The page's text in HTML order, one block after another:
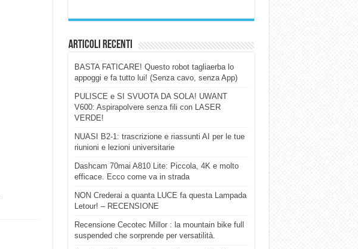
Articoli Recenti
BASTA FATICARE! Questo robot tagliaerba lo
appoggi e fa tutto lui! (Senza cavo, senza App)
PULISCE e SI SVUOTA DA SOLA! UWANT
V600: Aspirapolvere senza fili con LASER
VERDE!
NUASI B2-1: trascrizione e riassunti AI per le tue
riunioni e lezioni universitarie
Dashcam 70mai A810 Lite: Piccola, 4K e molto
efficace. Ecco come va in strada
NON Crederai a quanta LUCE fa questa Lampada
Letour! – RECENSIONE
Recensione Cecotec Millor : la mountain bike full
suspended che sorprende per versatilità.